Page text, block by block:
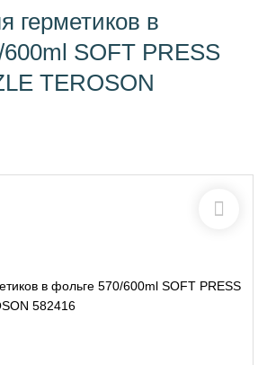
герметиков в
SOFT PRESS
TEROSON